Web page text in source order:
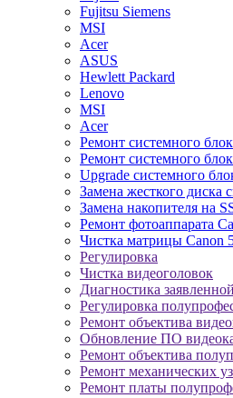
Fujitsu Siemens
MSI
Acer
ASUS
Hewlett Packard
Lenovo
MSI
Acer
Ремонт системного
Ремонт системного
Upgrade системного
Замена жесткого диска
Замена накопителя на
Ремонт фотоаппарата
Чистка матрицы Canon
Регулировка
Чистка видеоголовок
Диагностика
Регулировка
Ремонт объектива
Обновление ПО
Ремонт объектива
Ремонт механических
Ремонт платы